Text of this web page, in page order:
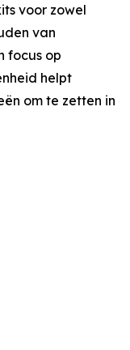
voor zowel
van
focus op
helpt
om te zetten in